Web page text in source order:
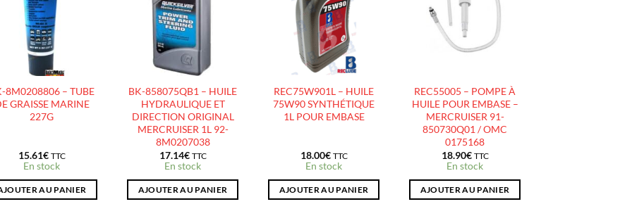
À LA
LISTE
D’ENVIES
8M0208806 – TUBE
GRAISSE MARINE
227G
15.61€ TTC
En stock
AU PANIER
D’ENVIES
BK-858075QB1 – HUILE
HYDRAULIQUE ET
DIRECTION ORIGINAL
MERCRUISER 1L 92-
8M0207038
17.14€ TTC
En stock
AJOUTER AU PANIER
À LA
LISTE
D’ENVIES
REC75W901L – HUILE
75W90 SYNTHÉTIQUE
1L POUR EMBASE
18.00€ TTC
En stock
AJOUTER AU PANIER
À LA
REC55005 – POMPE À
HUILE POUR EMBASE –
MERCRUISER 91-
850730Q01 / OMC
0175168
18.90€ TTC
En stock
AJOUTER AU PANIER